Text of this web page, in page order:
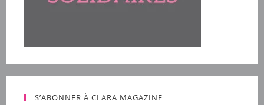
S’ABONNER À CLARA MAGAZINE